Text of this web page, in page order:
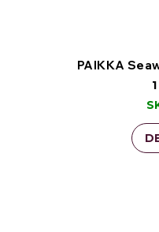
PAIKKA